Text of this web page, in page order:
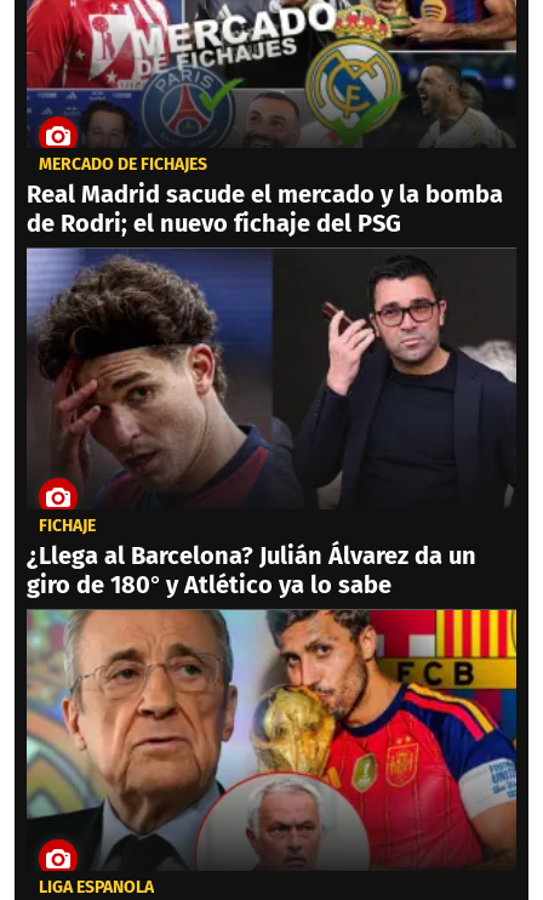
MERCADO DE FICHAJES
Real Madrid sacude el mercado y la bomba
de Rodri; el nuevo fichaje del PSG
FICHAJE
¿Llega al Barcelona? Julián Álvarez da un
giro de 180° y Atlético ya lo sabe
LIGA ESPAÑOLA